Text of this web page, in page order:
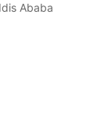
Ababa